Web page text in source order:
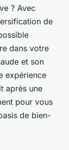
? Avec
de
dans votre
et son
expérience
après une
pour vous
de bien-